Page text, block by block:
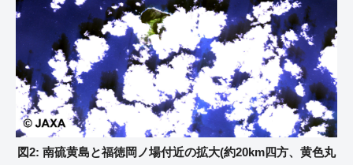
図2: 南硫黄島と福徳岡ノ場付近の拡大(約20km四方、黄色丸